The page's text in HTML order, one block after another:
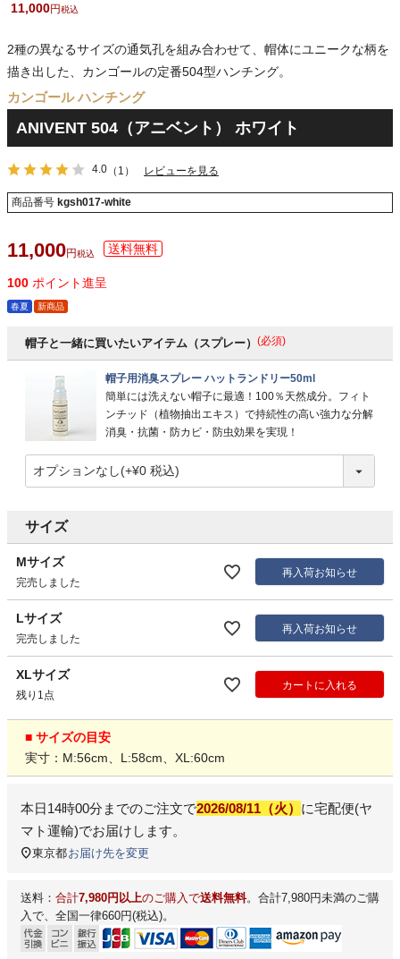
11,000 税込
2種の異なるサイズの通気孔を組み合わせて、帽体にユニークな柄を
描き出した、カンゴールの定番504型ハンチング。
カンゴール ハンチング
ANIVENT 504（アニベント） ホワイト
4.0 （1） レビューを見る
商品番号 kgsh017-white
11,000 税込
100 ポイント進呈
春夏 新商品
帽子と一緒に買いたいアイテム（スプレー） (必須)
帽子用消臭スプレー ハットランドリー50ml
簡単には洗えない帽子に最適！100％天然成分。フィト
ンチッド（植物抽出エキス）で持続性の高い強力な分解
消臭・抗菌・防カビ・防虫効果を実現！
サイズ
Mサイズ
完売しました
再入荷お知らせ
Lサイズ
完売しました
再入荷お知らせ
XLサイズ
残り1点
カートに入れる
■ サイズの目安
実寸：M:56cm、L:58cm、XL:60cm
本日14時00分 までのご注文で2026/08/11（火） に宅配便(ヤ
マト運輸)でお届けします。
東京都お届け先を変更
送料： 合計7,980円以上のご購入で送料無料。合計7,980円未満のご購
入で、全国一律660円(税込)。